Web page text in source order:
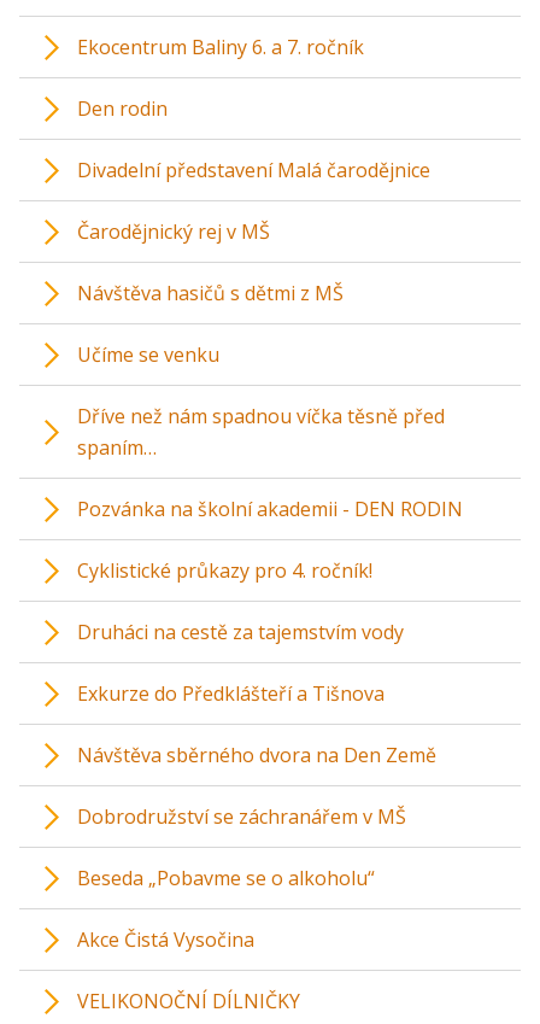
Ekocentrum Baliny 6. a 7. ročník
Den rodin
Divadelní představení Malá čarodějnice
Čarodějnický rej v MŠ
Návštěva hasičů s dětmi z MŠ
Učíme se venku
Dříve než nám spadnou víčka těsně před
spaním…
Pozvánka na školní akademii - DEN RODIN
Cyklistické průkazy pro 4. ročník!
Druháci na cestě za tajemstvím vody
Exkurze do Předklášteří a Tišnova
Návštěva sběrného dvora na Den Země
Dobrodružství se záchranářem v MŠ
Beseda „Pobavme se o alkoholu“
Akce Čistá Vysočina
VELIKONOČNÍ DÍLNIČKY